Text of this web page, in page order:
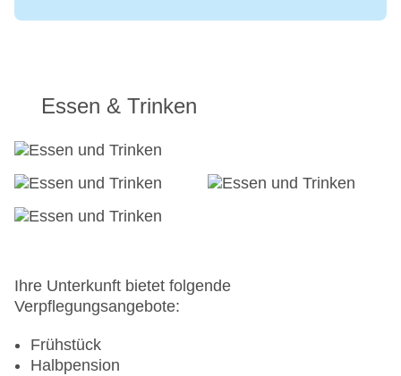
Essen & Trinken
Ihre Unterkunft bietet folgende
Verpflegungsangebote:
Frühstück
Halbpension